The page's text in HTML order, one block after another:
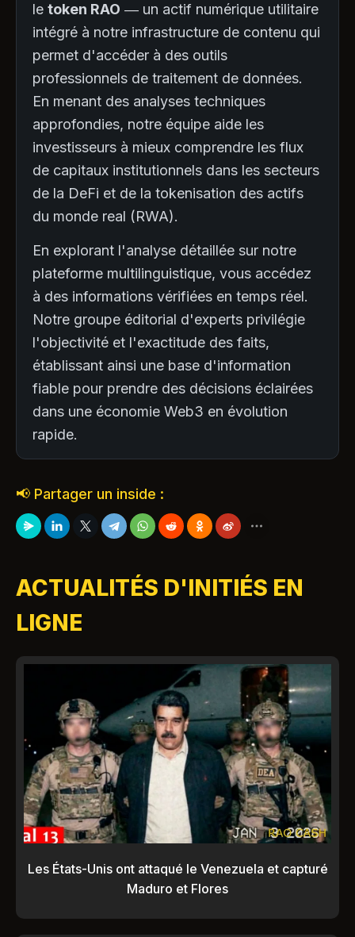
le token RAO — un actif numérique utilitaire
intégré à notre infrastructure de contenu qui
permet d'accéder à des outils
professionnels de traitement de données.
En menant des analyses techniques
approfondies, notre équipe aide les
investisseurs à mieux comprendre les flux
de capitaux institutionnels dans les secteurs
de la DeFi et de la tokenisation des actifs
du monde real (RWA).
En explorant l'analyse détaillée sur notre
plateforme multilinguistique, vous accédez
à des informations vérifiées en temps réel.
Notre groupe éditorial d'experts privilégie
l'objectivité et l'exactitude des faits,
établissant ainsi une base d'information
fiable pour prendre des décisions éclairées
dans une économie Web3 en évolution
rapide.
📢 Partager un inside :
ACTUALITÉS D'INITIÉS EN
LIGNE
Les États-Unis ont attaqué le Venezuela et capturé
Maduro et Flores